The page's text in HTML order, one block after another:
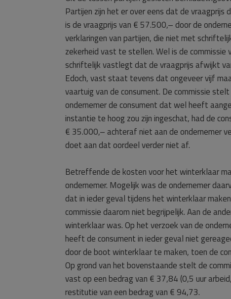
Partijen zijn het er over eens dat de vraagprijs
is de vraagprijs van € 57.500,– door de
verklaringen van partijen, die niet met
zekerheid vast te stellen. Wel is de
schriftelijk vastlegt dat de vraagprijs afwijkt
Edoch, vast staat tevens dat ongeveer vijf
vaartuig van de consument. De commissie
ondernemer de consument dat wel heeft
instantie te hoog zou zijn ingeschat, had de
€ 35.000,– achteraf niet aan de ondernemer
doet aan dat oordeel verder niet af.
Betreffende de kosten voor het winterklaar
ondernemer. Mogelijk was de ondernemer
dat in ieder geval tijdens het winterklaar
commissie daarom niet begrijpelijk. Aan de
winterklaar was. Op het verzoek van de
heeft de consument in ieder geval niet
door de boot winterklaar te maken, toen de
Op grond van het bovenstaande stelt de
vast op een bedrag van € 37,84 (0,5 uur
restitutie van een bedrag van € 94,73.